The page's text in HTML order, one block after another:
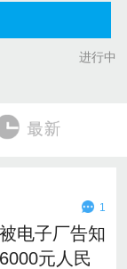
者权利保障，长期
保障，尤其是高管
进行中
1
电子厂告知
元人民